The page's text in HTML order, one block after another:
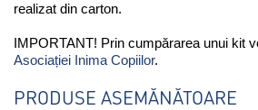
realizat din carton.
Asociației Inima Copiilor.
PRODUSE ASEMĂNĂTOARE